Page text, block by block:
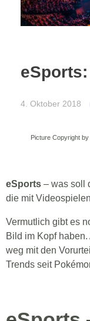
4. Oktober 2018
Picture Copyright by
eSports – was soll
die mit
Vermutlich gibt es
Bild im Kopf
weg mit den
Trends seit